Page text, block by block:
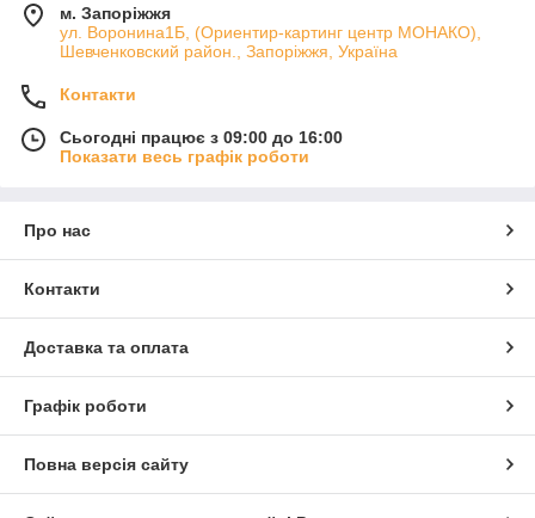
м. Запоріжжя
ул. Воронина1Б, (Ориентир-картинг центр МОНАКО),
Шевченковский район., Запоріжжя, Україна
Контакти
Сьогодні працює з 09:00 до 16:00
Показати весь графік роботи
Про нас
Контакти
Доставка та оплата
Графік роботи
Повна версія сайту